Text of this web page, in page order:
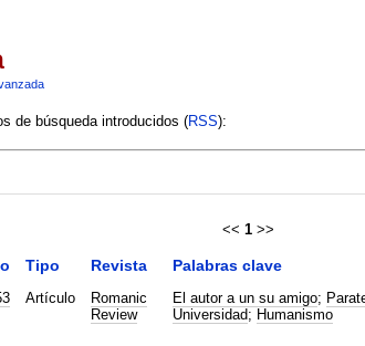
de búsqueda introducidos (RSS):
<< 1 >>
Tipo Revista Palabras clave
Artículo
Romanic
Review
El autor a un su amigo;
Universidad; Humanismo